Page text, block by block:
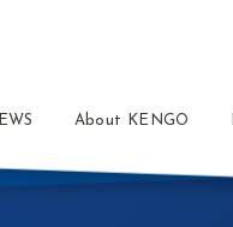
About KENGO